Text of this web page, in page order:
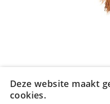
Handveger 9056
Deze website maakt
cookies.